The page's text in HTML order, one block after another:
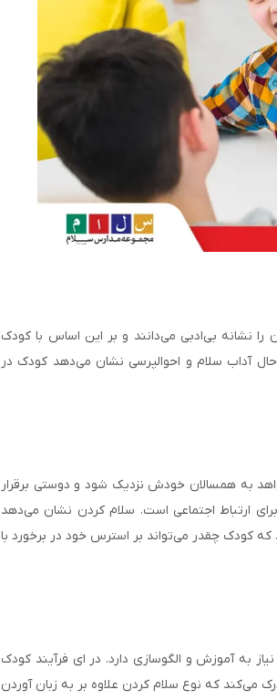
نشانه بی‌ادبی می‌دانند و بر این اساس با کودک
آداب سلام و احوالپرسی نشان می‌دهد کودک در
به همسالان خودش نزدیک شود و دوستی برقرار
ارتباط اجتماعی است. سلام کردن نشان می‌دهد
که کودک چقدر می‌تواند بر استرس خود در برخورد با
به آموزش و الگوسازی دارد. در ای فرآیند کودک
می‌کند که نوع سلام کردن علاوه بر به زبان آوردن